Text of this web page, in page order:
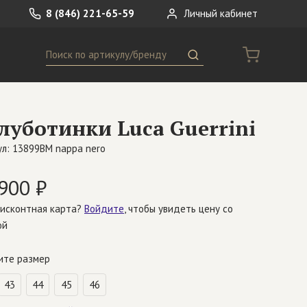
8 (846) 221-65-59 Личный кабинет
Другое
Поиск
Luca Guerrini
13899BM nappa nero
₽
карта? Войдите , чтобы увидеть цену со
размер
43 44 45 46